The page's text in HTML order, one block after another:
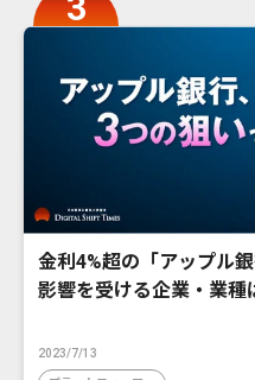
金利4%超の「アップル
影響を受ける企業・業種
2023/7/13